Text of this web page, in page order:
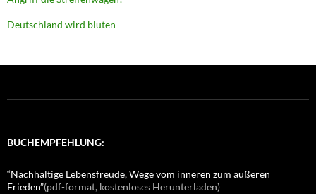
Deutschland wird bluten
BUCHEMPFEHLUNG:
“Nachhaltige Lebensfreude, Wege vom inneren zum äußeren
Frieden”(pdf-format, kostenloses Herunterladen)